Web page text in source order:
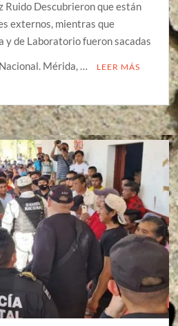
Ruido Descubrieron que están
externos, mientras que
y de Laboratorio fueron sacadas
Mérida, …
LEER MÁS